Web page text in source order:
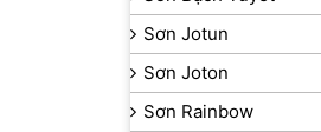
Sơn Jotun
Sơn Joton
Sơn Rainbow